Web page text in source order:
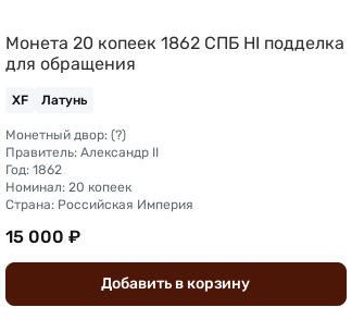
Монета 20 копеек 1862 СПБ HI подделка
для обращения
XF Латунь
Монетный двор: (?)
Правитель: Александр II
Год: 1862
Номинал: 20 копеек
Страна: Российская Империя
15 000 ₽
Добавить в корзину